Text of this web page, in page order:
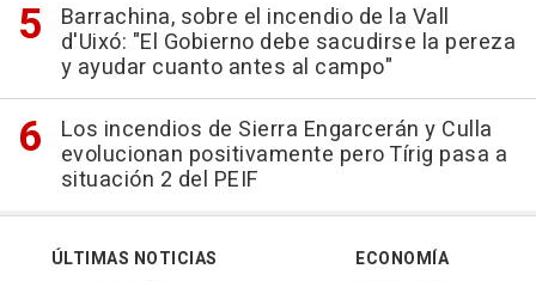
Barrachina, sobre el incendio de la Vall
d'Uixó: "El Gobierno debe sacudirse la pereza
y ayudar cuanto antes al campo"
Los incendios de Sierra Engarcerán y Culla
evolucionan positivamente pero Tírig pasa a
situación 2 del PEIF
ÚLTIMAS NOTICIAS
ECONOMÍA